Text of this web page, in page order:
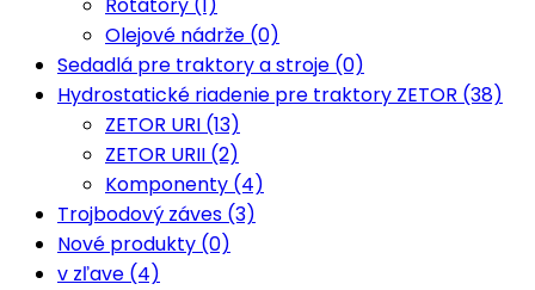
Rotátory (1)
Olejové nádrže (0)
Sedadlá pre traktory a stroje (0)
Hydrostatické riadenie pre traktory ZETOR (38)
ZETOR URI (13)
ZETOR URII (2)
Komponenty (4)
Trojbodový záves (3)
Nové produkty (0)
v zľave (4)